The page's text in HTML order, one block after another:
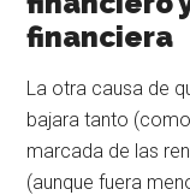
financiera
La otra causa de
bajara tanto
marcada de las
(aunque fuera